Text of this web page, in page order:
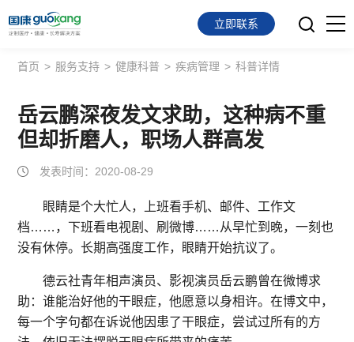
首页
面向会员
面向企业
关于我们
立即联系
首页 > 服务支持 > 健康科普 > 疾病管理 > 科普详情
岳云鹏深夜发文求助，这种病不重
但却折磨人，职场人群高发
发表时间：2020-08-29
眼睛是个大忙人，上班看手机、邮件、工作文
档……，下班看电视剧、刷微博……从早忙到晚，一刻也
没有休停。长期高强度工作，眼睛开始抗议了。
德云社青年相声演员、影视演员岳云鹏曾在微博求
助：谁能治好他的干眼症，他愿意以身相许。在博文中，
每一个字句都在诉说他因患了干眼症，尝试过所有的方